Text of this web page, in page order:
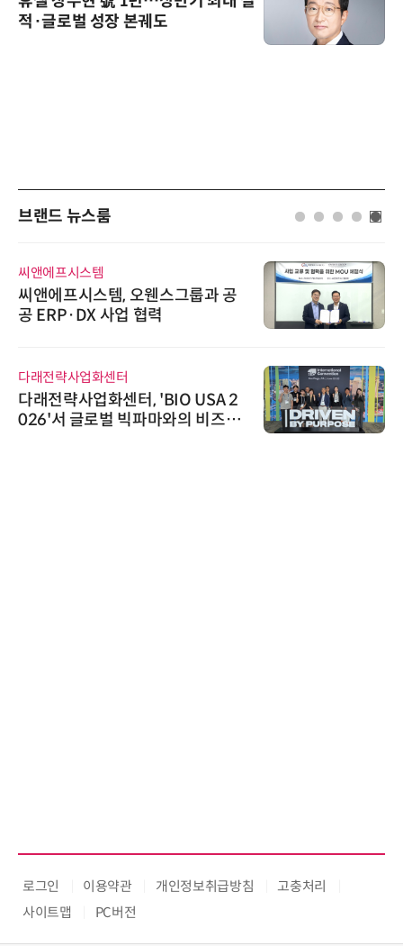
적·글로벌 성장 본궤도
브랜드 뉴스룸
씨앤에프시스템
씨앤에프시스템, 오웬스그룹과 공
공 ERP·DX 사업 협력
다래전략사업화센터
다래전략사업화센터, 'BIO USA 2
026'서 글로벌 빅파마와의 비즈니
로그인 이용약관 개인정보취급방침
고충처리
사이트맵
PC버전